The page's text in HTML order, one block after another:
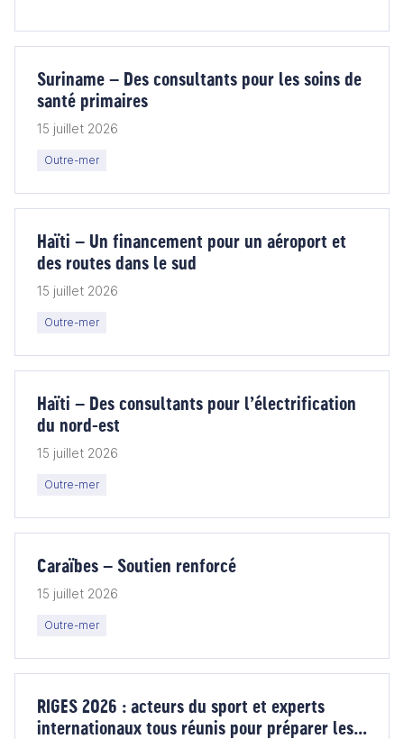
Suriname – Des consultants pour les soins de
santé primaires
15 juillet 2026
Outre-mer
Haïti – Un financement pour un aéroport et
des routes dans le sud
15 juillet 2026
Outre-mer
Haïti – Des consultants pour l’électrification
du nord-est
15 juillet 2026
Outre-mer
Caraïbes – Soutien renforcé
15 juillet 2026
Outre-mer
RIGES 2026 : acteurs du sport et experts
internationaux tous réunis pour préparer les